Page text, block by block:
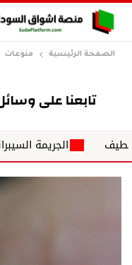
الصفحة الرئيسية منوعات
الجريمة السيبرانية